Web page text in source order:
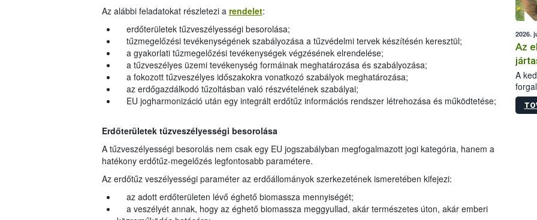
Az alábbi feladatokat részletezi a rendelet:
erdőterületek tűzveszélyességi besorolása;
tűzmegelőzési tevékenységének szabályozása a tűzvédelmi tervek készítésén keresztül;
a gyakorlati tűzmegelőzési tevékenységek végzésének elrendelése;
a tűzveszélyes üzemi tevékenység formáinak meghatározása és szabályozása;
a fokozott tűzveszélyes időszakokra vonatkozó szabályok meghatározása;
az erdőgazdálkodó tűzoltásban való részvételének szabályai;
EU jogharmonizáció után egy integrált erdőtűz információs rendszer létrehozása és működtetése;
Erdőterületek tűzveszélyességi besorolása
A tűzveszélyességi besorolás nem csak egy EU jogszabályban megfogalmazott jogi kategória, hanem a
hatékony erdőtűz-megelőzés legfontosabb paramétere.
Az erdőtűz veszélyességi paraméter az erdőállományok szerkezetének ismeretében kifejezi:
az adott erdőterületen lévő éghető biomassza mennyiségét;
a veszélyét annak, hogy az éghető biomassza meggyullad, akár természetes úton, akár emberi
2026.
Az
A